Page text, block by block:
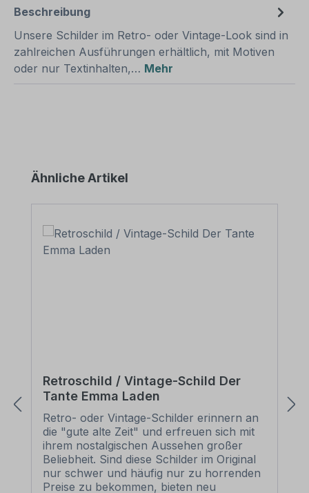
Beschreibung
Unsere Schilder im Retro- oder Vintage-Look sind in
zahlreichen Ausführungen erhältlich, mit Motiven
oder nur Textinhalten,… Mehr
Produktgalerie überspringen
Ähnliche Artikel
Retroschild / Vintage-Schild Der
Tante Emma Laden
Retro- oder Vintage-Schilder erinnern an
die "gute alte Zeit" und erfreuen sich mit
ihrem nostalgischen Aussehen großer
Beliebheit. Sind diese Schilder im Original
nur schwer und häufig nur zu horrenden
Preise zu bekommen, bieten neu